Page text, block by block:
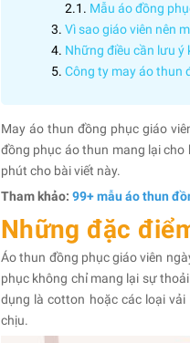
Mẫu áo đồng
Vì sao giáo viên nên
Những điều cần lưu ý
Công ty may áo thun
May áo thun đồng phục giáo
đồng phục áo thun mang lại cho
phút cho bài viết này.
Tham khảo: 99+ mẫu áo thun
Những đặc
Áo thun đồng phục giáo viên
phục không chỉ mang lại sự
dụng là cotton hoặc các loại
chịu.